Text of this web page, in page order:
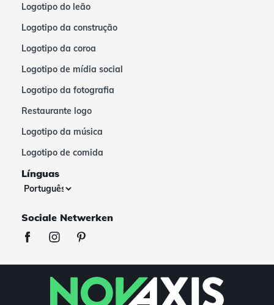
Logotipo do leão
Logotipo da construção
Logotipo da coroa
Logotipo de mídia social
Logotipo da fotografia
Restaurante logo
Logotipo da música
Logotipo de comida
Línguas
Sociale Netwerken